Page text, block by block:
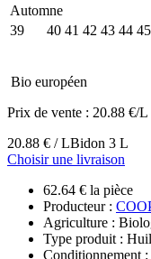
Automne
39
40 41 42 43 44 45
Bio européen
Prix de vente : 20.88 €/L
20.88 € / LBidon 3 L
Choisir une livraison
62.64 € la pièce
Producteur :
Agriculture :
Type produit :
Conditionnement